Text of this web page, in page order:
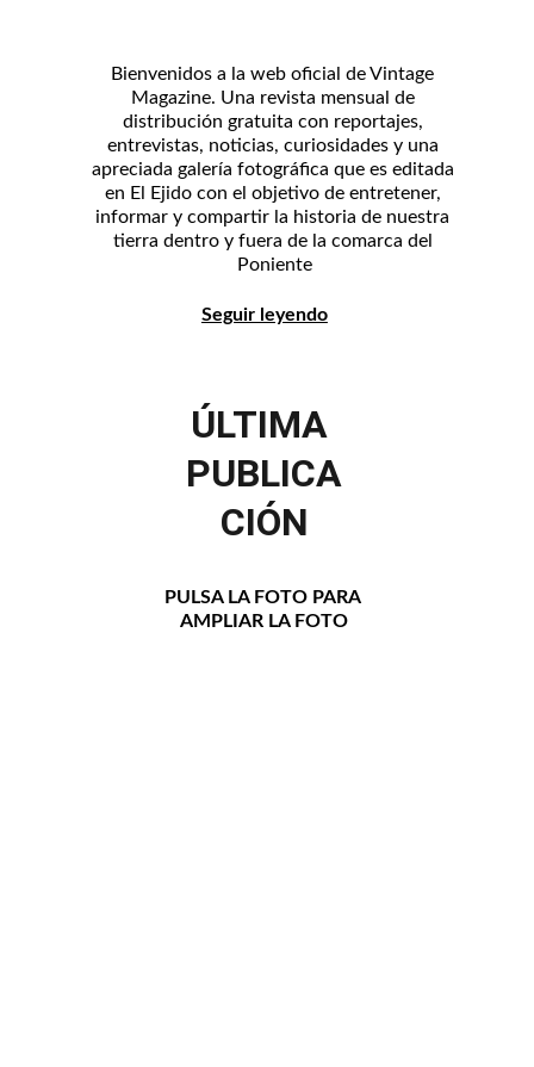
ÚLTIMA
PUBLICA
CIÓN
Bienvenidos a la web oficial de Vintage
Magazine. Una revista mensual de
distribución gratuita con reportajes,
entrevistas, noticias, curiosidades y una
apreciada galería fotográfica que es editada
en El Ejido con el objetivo de entretener,
informar y compartir la historia de nuestra
tierra dentro y fuera de la comarca del
Poniente
PULSA LA FOTO PARA
AMPLIAR LA FOTO
Seguir leyendo